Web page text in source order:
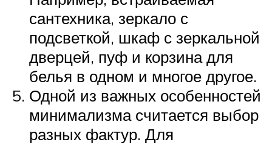
сантехника, зеркало с
подсветкой, шкаф с зеркальной
дверцей, пуф и корзина для
белья в одном и многое другое.
Одной из важных особенностей
минимализма считается выбор
разных фактур. Для